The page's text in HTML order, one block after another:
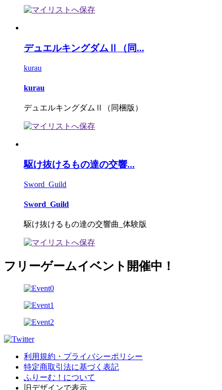
デュエルキングダムⅡ（同...
kurau
kurau
デュエルキングダムⅡ（同梱版）
駆け抜けるもの達の交響...
Sword_Guild
Sword_Guild
駆け抜けるもの達の交響曲_体験版
フリーゲームイベント開催中！
利用規約・プライバシーポリシー
特定商取引法に基づく表記
ふりーむ！について
旧デザインで表示